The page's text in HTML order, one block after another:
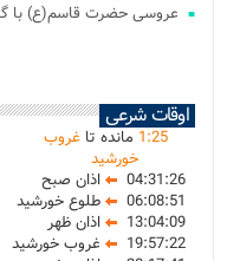
عروسی حضرت قاسم(ع) با
اوقات شرعی
1:25 مانده تاغروب
خورشید
04:31:26
اذان صبح
06:08:51
طلوع خورشید
13:04:09
اذان ظهر
19:57:22
غروب خورشید